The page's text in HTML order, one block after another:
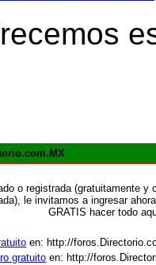
o registrada (gratuitamente
le invitamos a ingresar
GRATIS hacer todo
en: http://
gratuito en: http://